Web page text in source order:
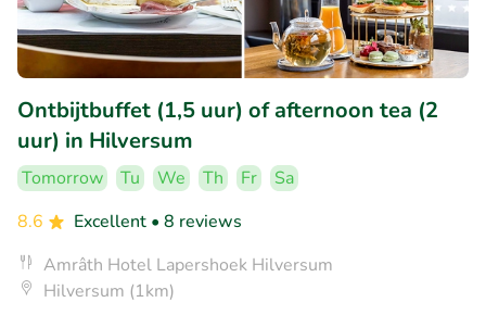
Ontbijtbuffet (1,5 uur) of afternoon tea (2
uur) in Hilversum
Tomorrow Tu We Th Fr
Sa
8.6
Excellent • 8 reviews
Amrâth Hotel Lapershoek Hilversum
Hilversum (1km)